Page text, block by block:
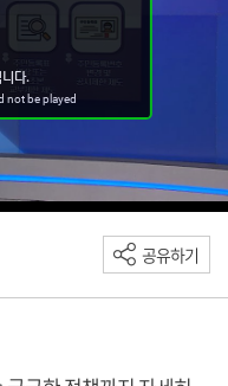
공유하기